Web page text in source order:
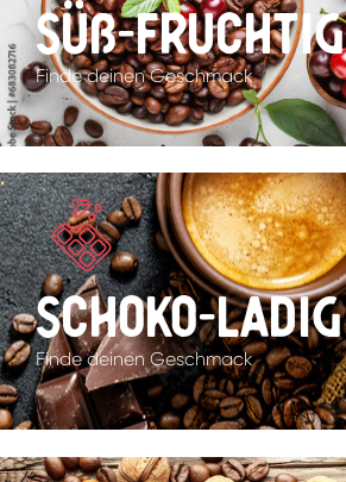
Süß-fruchtig
Finde deinen Geschmack
Schoko-ladig
Finde deinen Geschmack